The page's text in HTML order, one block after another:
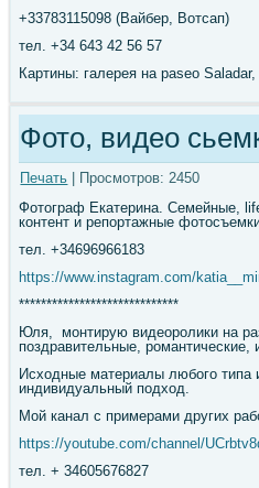
+33783115098 (Вайбер, Вотсап)
тел. +34 643 42 56 57
Картины: галерея на paseo Saladar,
Фото, видео
Печать | Просмотров: 2450
Фотограф Екатерина. Семейные,
контент и репортажные
тел. +34696966183
https://www.instagram.com/
*****************************
Юля, монтирую видеоролики на
поздравительные, романтические,
Исходные материалы любого типа
индивидуальный подход.
Мой канал с примерами других
https://youtube.com/channel/
тел. + 34605676827